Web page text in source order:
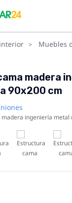
Muebles
madera
90x200 cm